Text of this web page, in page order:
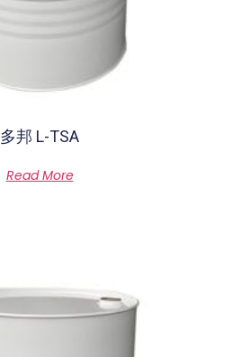
多邦 L-TSA
0
out
of
Read More